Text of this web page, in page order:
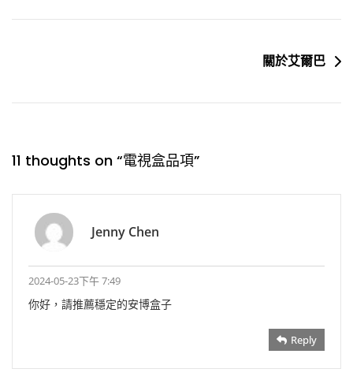
關於艾爾巴
11 thoughts on “電視盒品項”
Jenny Chen
2024-05-23下午 7:49
你好，請推薦穩定的安博盒子
Reply